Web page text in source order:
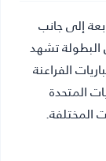
إلى جانب
البطولة تشهد
الفراعنة
المتحدة
المختلفة.